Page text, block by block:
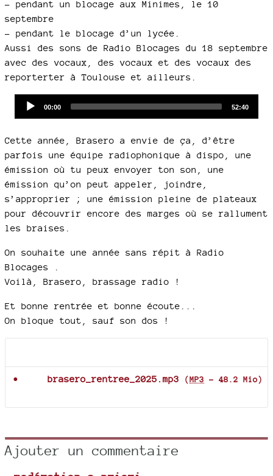
– pendant un blocage aux Minimes, le 10
septembre
– pendant le blocage d’un lycée.
Aussi des sons de Radio Blocages du 18 septembre
avec des vocaux, des vocaux et des vocaux des
reporterter à Toulouse et ailleurs.
Current
00:00
Total
52:40
Cette année, Brasero a envie de ça, d’être
parfois une équipe radiophonique à dispo, une
émission où tu peux envoyer ton son, une
émission qu’on peut appeler, joindre,
s’approprier ; une émission pleine de plateaux
pour découvrir encore des marges où se rallument
les braises.
On souhaite une année sans répit à Radio
Blocages .
Voilà, Brasero, brassage radio !
Et bonne rentrée et bonne écoute...
On bloque tout, sauf son dos !
brasero_rentree_2025.mp3 (MP3 - 48.2 Mio)
Ajouter un commentaire